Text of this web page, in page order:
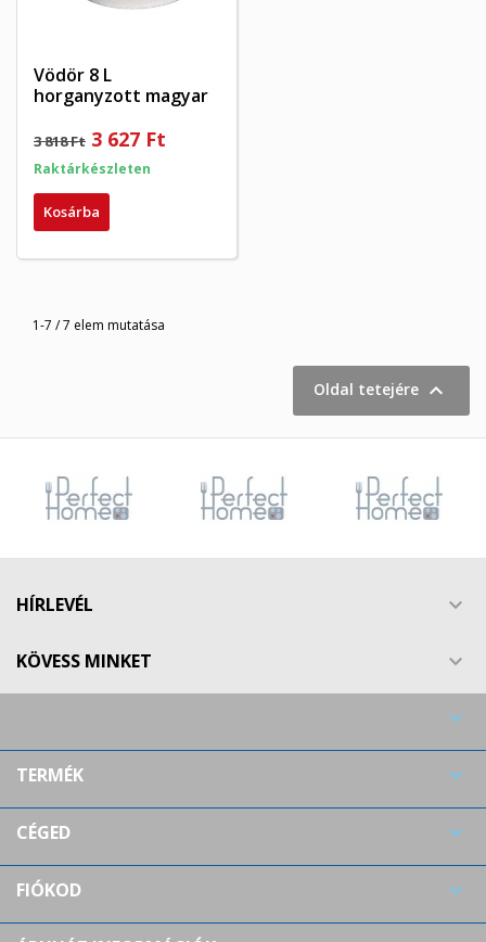
Vödör 8 L
horganyzott magyar
3 818 Ft 3 627 Ft
Raktárkészleten
Kosárba
1-7 / 7 elem mutatása
Oldal tetejére 
HÍRLEVÉL 
KÖVESS MINKET 

TERMÉK 
CÉGED 
FIÓKOD 